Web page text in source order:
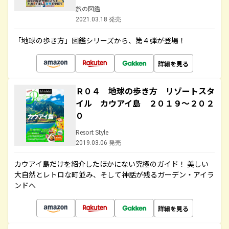
旅の図鑑
2021.03.18 発売
「地球の歩き方」図鑑シリーズから、第４弾が登場！
詳細を見る
Ｒ０４ 地球の歩き方 リゾートスタ
イル カウアイ島 ２０１９～２０２
０
Resort Style
2019.03.06 発売
カウアイ島だけを紹介したほかにない究極のガイド！ 美しい
大自然とレトロな町並み、そして神話が残るガーデン・アイラ
ンドへ
詳細を見る